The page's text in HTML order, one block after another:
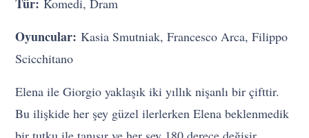
Komedi, Dram
Oyuncular:Kasia Smutniak, Francesco Arca, Filippo
Scicchitano
Elena ile Giorgio yaklaşık iki yıllık nişanlı bir çifttir.
Bu ilişkide her şey güzel ilerlerken Elena beklenmedik